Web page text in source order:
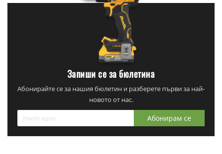
Запиши се за бюлетина
Абонирайте се за нашия бюлетин и разберете първи за най-
новото от нас.
Абонирам се